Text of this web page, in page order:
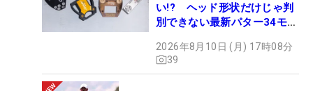
い!? ヘッド形状だけじゃ判
別できない最新パター34モデ
#ギアカタログ2026
2026年8月10日 (月) 17時08分
39